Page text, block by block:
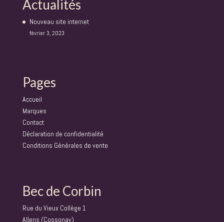
Actualités
Nouveau site internet
février 3, 2023
Pages
Accueil
Marques
Contact
Déclaration de confidentialité
Conditions Générales de vente
Bec de Corbin
Rue du Vieux Collège 1
Allens (Cossonay)